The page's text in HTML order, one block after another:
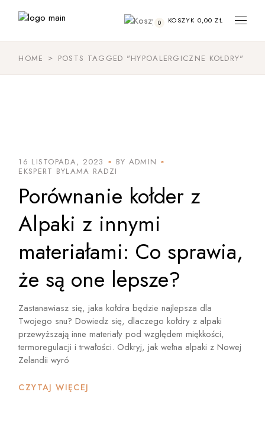
0 KOSZYK 0,00ZŁ
HOME POSTS TAGGED "HYPOALERGICZNE KOŁDRY"
16 LISTOPADA, 2023
BY ADMIN
EKSPERT BYLAMA RADZI
Porównanie kołder z
Alpaki z innymi
materiałami: Co sprawia,
że są one lepsze?
Zastanawiasz się, jaka kołdra będzie najlepsza dla
Twojego snu? Dowiedz się, dlaczego kołdry z alpaki
przewyższają inne materiały pod względem miękkości,
termoregulacji i trwałości. Odkryj, jak wełna alpaki z Nowej
Zelandii wyró
CZYTAJ WIĘCEJ